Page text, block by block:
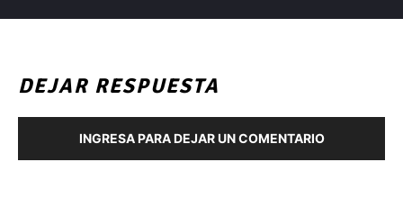
DEJAR RESPUESTA
INGRESA PARA DEJAR UN COMENTARIO